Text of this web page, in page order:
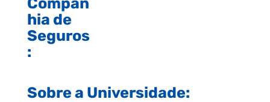
hia de
Seguros
:
Sobre a Universidade: